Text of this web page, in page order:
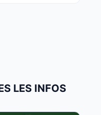
LES INFOS